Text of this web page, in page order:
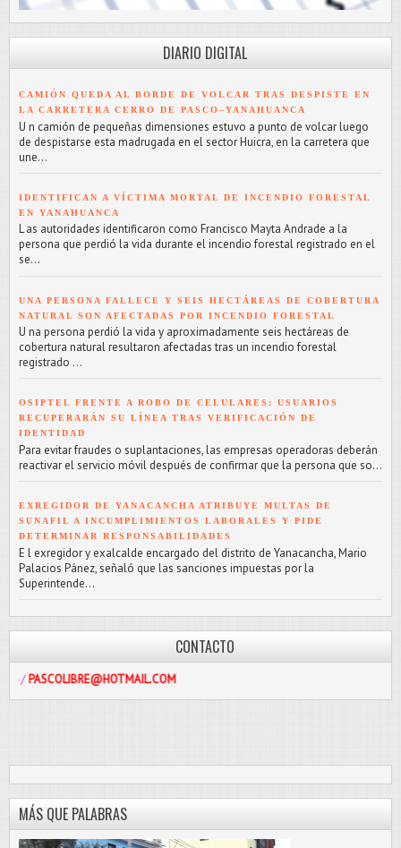
DIARIO DIGITAL
CAMIÓN QUEDA AL BORDE DE VOLCAR TRAS DESPISTE EN
LA CARRETERA CERRO DE PASCO–YANAHUANCA
U n camión de pequeñas dimensiones estuvo a punto de volcar luego
de despistarse esta madrugada en el sector Huicra, en la carretera que
une...
IDENTIFICAN A VÍCTIMA MORTAL DE INCENDIO FORESTAL
EN YANAHUANCA
L as autoridades identificaron como Francisco Mayta Andrade a la
persona que perdió la vida durante el incendio forestal registrado en el
se...
UNA PERSONA FALLECE Y SEIS HECTÁREAS DE COBERTURA
NATURAL SON AFECTADAS POR INCENDIO FORESTAL
U na persona perdió la vida y aproximadamente seis hectáreas de
cobertura natural resultaron afectadas tras un incendio forestal
registrado ...
OSIPTEL FRENTE A ROBO DE CELULARES: USUARIOS
RECUPERARÁN SU LÍNEA TRAS VERIFICACIÓN DE
IDENTIDAD
Para evitar fraudes o suplantaciones, las empresas operadoras deberán
reactivar el servicio móvil después de confirmar que la persona que so...
EXREGIDOR DE YANACANCHA ATRIBUYE MULTAS DE
SUNAFIL A INCUMPLIMIENTOS LABORALES Y PIDE
DETERMINAR RESPONSABILIDADES
E l exregidor y exalcalde encargado del distrito de Yanacancha, Mario
Palacios Pánez, señaló que las sanciones impuestas por la
Superintende...
CONTACTO
MÁS QUE PALABRAS